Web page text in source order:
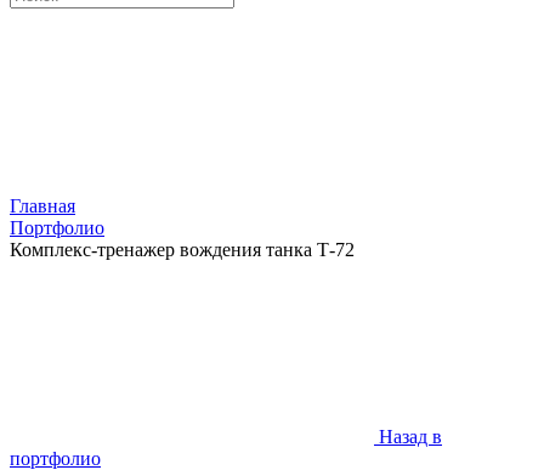
Главная
Портфолио
Комплекс-тренажер вождения танка Т-72
Назад в
портфолио